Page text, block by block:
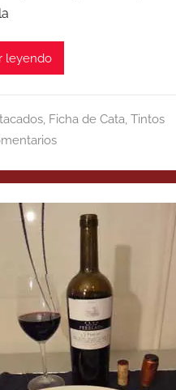
leyendo
, Ficha de Cata, Tintos